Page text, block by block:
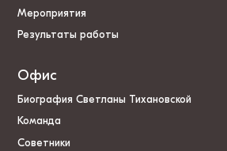
Мероприятия
Результаты работы
Офис
Биография Светланы Тихановской
Команда
Советники